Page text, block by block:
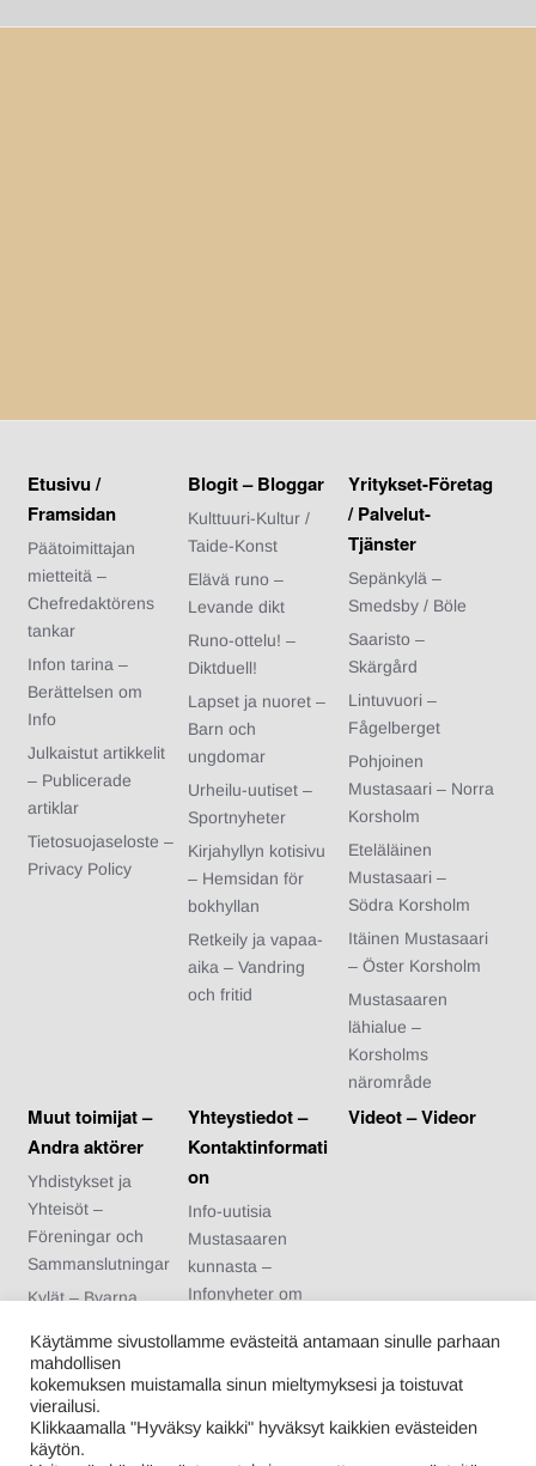
Etusivu /
Framsidan
Päätoimittajan
mietteitä –
Chefredaktörens
tankar
Infon tarina –
Berättelsen om
Info
Julkaistut artikkelit
– Publicerade
artiklar
Tietosuojaseloste –
Privacy Policy
Blogit – Bloggar
Kulttuuri-Kultur /
Taide-Konst
Elävä runo –
Levande dikt
Runo-ottelu! –
Diktduell!
Lapset ja nuoret –
Barn och
ungdomar
Urheilu-uutiset –
Sportnyheter
Kirjahyllyn kotisivu
– Hemsidan för
bokhyllan
Retkeily ja vapaa-
aika – Vandring
och fritid
Yritykset-Företag
/ Palvelut-
Tjänster
Sepänkylä –
Smedsby / Böle
Saaristo –
Skärgård
Lintuvuori –
Fågelberget
Pohjoinen
Mustasaari – Norra
Korsholm
Eteläläinen
Mustasaari –
Södra Korsholm
Itäinen Mustasaari
– Öster Korsholm
Mustasaaren
lähialue –
Korsholms
närområde
Muut toimijat –
Andra aktörer
Yhdistykset ja
Yhteisöt –
Föreningar och
Sammanslutningar
Kylät – Byarna
Urheiluseurat –
Idrottsföreningar
Nuoriso- ja
kotiseutuyhdistykse
t – Ungdoms- och
Yhteystiedot –
Kontaktinformati
on
Info-uutisia
Mustasaaren
kunnasta –
Infonyheter om
kommun
Arvonnan säännöt
tävlingen
Videot – Videor
Käytämme sivustollamme evästeitä antamaan sinulle parhaan
mahdollisen
kokemuksen muistamalla sinun mieltymyksesi ja toistuvat
vierailusi.
Klikkaamalla "Hyväksy kaikki" hyväksyt kaikkien evästeiden
käytön.